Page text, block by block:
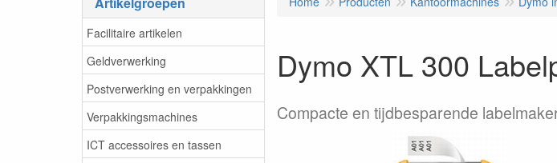
Facilitaire artikelen
Geldverwerking
Postverwerking en verpakkingen
Verpakkingsmachines
ICT accessoires en tassen
Dymo XTL 300
Compacte en tijdbesparende